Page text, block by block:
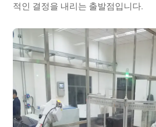
적인 결정을 내리는 출발점입니다.